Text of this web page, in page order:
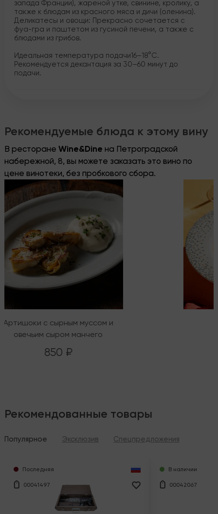
запада Франции), жареной утке, свинине, кролику, а
также к блюдам из красного мяса и дичи (оленина).
Деликатесы и овощи: Прекрасно сочетается с
фуа-гра и паштетом из гусиной печени, а также с
блюдами из грибов.
Идеальная температура подачи16–18°C.
Рекомендуется декантация за 30–60 минут до
подачи.
Рекомендуемые блюда к этому вину
В ресторане Wine&Dine на Петроградской
набережной, 8, вы можете заказать это вино по
цене винотеки, без пробкового сбора.
Артишоки с сырным муссом и
овечьим сыром манчего
850 ₽
Рекомендованные товары
Популярное Эксклюзив Спецпредложения
Последняя
00041497
В наличии
00042067